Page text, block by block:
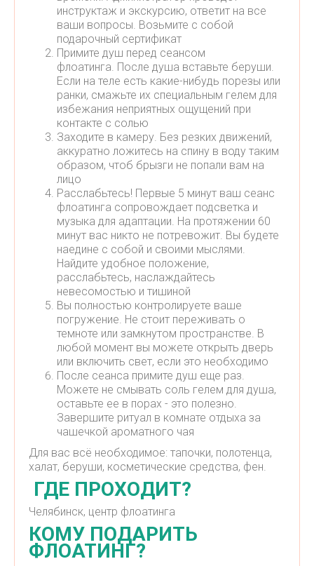
инструктаж и экскурсию, ответит на все
ваши вопросы. Возьмите с собой
подарочный сертификат
Примите душ перед сеансом
флоатинга. После душа вставьте беруши.
Если на теле есть какие-нибудь порезы или
ранки, смажьте их специальным гелем для
избежания неприятных ощущений при
контакте с солью
Заходите в камеру. Без резких движений,
аккуратно ложитесь на спину в воду таким
образом, чтоб брызги не попали вам на
лицо
Расслабьтесь! Первые 5 минут ваш сеанс
флоатинга сопровождает подсветка и
музыка для адаптации. На протяжении 60
минут вас никто не потревожит. Вы будете
наедине с собой и своими мыслями.
Найдите удобное положение,
расслабьтесь, наслаждайтесь
невесомостью и тишиной
Вы полностью контролируете ваше
погружение. Не стоит переживать о
темноте или замкнутом пространстве. В
любой момент вы можете открыть дверь
или включить свет, если это необходимо
После сеанса примите душ еще раз.
Можете не смывать соль гелем для душа,
оставьте ее в порах - это полезно.
Завершите ритуал в комнате отдыха за
чашечкой ароматного чая
Для вас всё необходимое: тапочки, полотенца,
халат, беруши, косметические средства, фен.
ГДЕ ПРОХОДИТ?
Челябинск, центр флоатинга
КОМУ ПОДАРИТЬ
ФЛОАТИНГ?